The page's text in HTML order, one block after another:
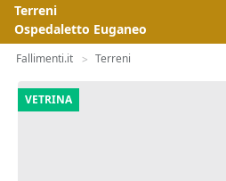
Terreni
Ospedaletto Euganeo
Fallimenti.it > Terreni
VETRINA